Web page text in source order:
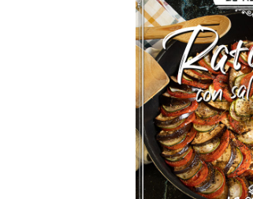
Hit enter to search or ESC to close